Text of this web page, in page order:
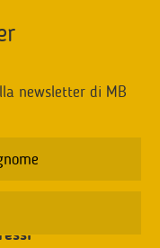
newsletter di MB